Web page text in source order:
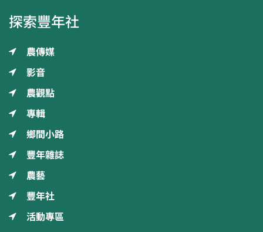
探索豐年社
農傳媒
影音
農觀點
專輯
鄉間小路
豐年雜誌
農藝
豐年社
活動專區